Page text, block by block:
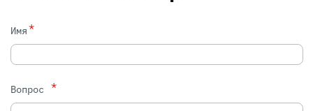
Имя*
Вопрос *